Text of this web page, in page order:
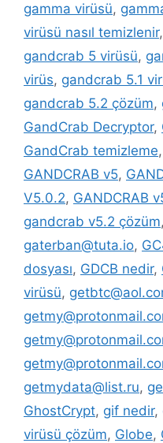
gamma virüsü,
virüsü nasıl temizlenir,
gandcrab 5 virüsü,
virüs, gandcrab 5.1
gandcrab 5.2 çözüm,
GandCrab Decryptor,
GandCrab temizleme,
GANDCRAB v5,
V5.0.2, GANDCRAB
gandcrab v5.2 çözüm,
gaterban@tuta.io,
dosyası, GDCB nedir,
virüsü,
getmydata@list.ru,
GhostCrypt, gif nedir,
virüsü çözüm, Globe,